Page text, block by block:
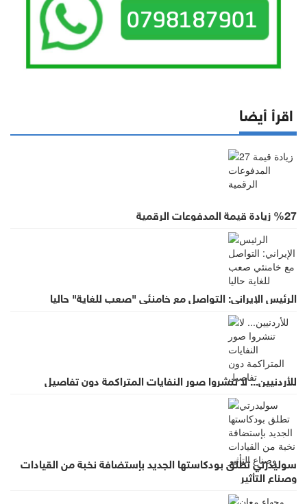
اقرأ أيضا
%27 زيادة قيمة المدفوعات الرقمية
الرئيس الإيراني: التواصل مع خامنئي "صعب للغاية" حاليا
للأردنيين... لا تنشروا صور النفايات المتراكمة دون تفاصيل
سوليدرتي تطلق بودكاستها الجديد بإستضافة نخبة من القيادات
وصناع التأثير